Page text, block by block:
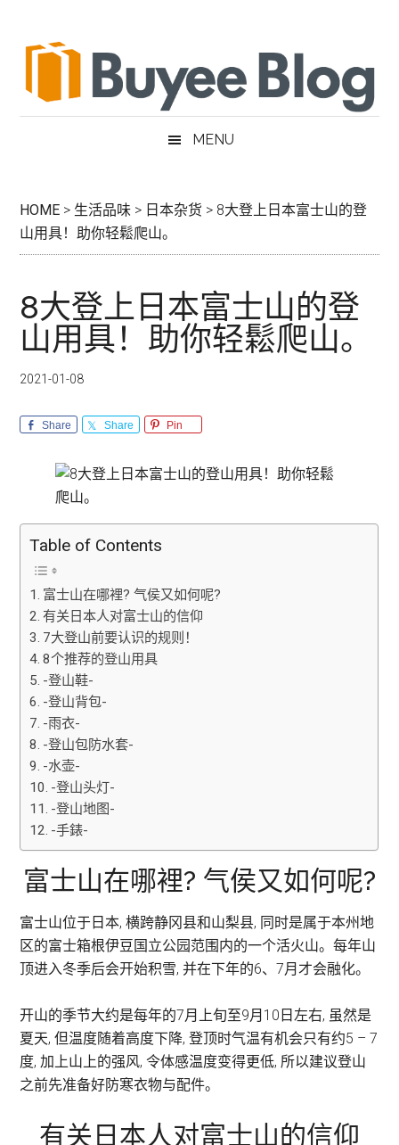
secondary
MENU
HOME > 生活品味 > 日本杂货 > 8大登上日本富士山的登
山用具！助你轻鬆爬山。
8大登上日本富士山的登
山用具！助你轻鬆爬山。
2021-01-08
Share Share Pin
Table of Contents
富士山在哪裡? 气侯又如何呢?
有关日本人对富士山的信仰
7大登山前要认识的规则！
8个推荐的登山用具
-登山鞋-
-登山背包-
-雨衣-
-登山包防水套-
-水壶-
-登山头灯-
-登山地图-
-手錶-
富士山在哪裡? 气侯又如何呢?
富士山位于日本, 横跨静冈县和山梨县, 同时是属于本州地
区的富士箱根伊豆国立公园范围内的一个活火山。每年山
顶进入冬季后会开始积雪, 并在下年的6、7月才会融化。
开山的季节大约是每年的7月上旬至9月10日左右, 虽然是
夏天, 但温度随着高度下降, 登顶时气温有机会只有约5 – 7
度, 加上山上的强风, 令体感温度变得更低, 所以建议登山
之前先准备好防寒衣物与配件。
有关日本人对富士山的信仰